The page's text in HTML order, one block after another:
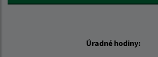
Úradné hodiny: